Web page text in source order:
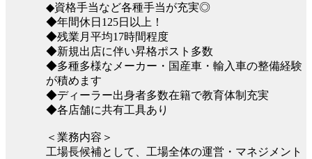
◆資格手当など各種手当が充実◎
◆年間休日125日以上！
◆残業月平均17時間程度
◆新規出店に伴い昇格ポスト多数
◆多種多様なメーカー・国産車・輸入車の整備経験
が積めます
◆ディーラー出身者多数在籍で教育体制充実
◆各店舗に共有工具あり
＜業務内容＞
工場長候補として、工場全体の運営・マネジメント